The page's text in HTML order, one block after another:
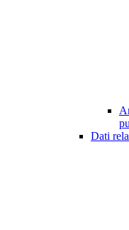
Dati